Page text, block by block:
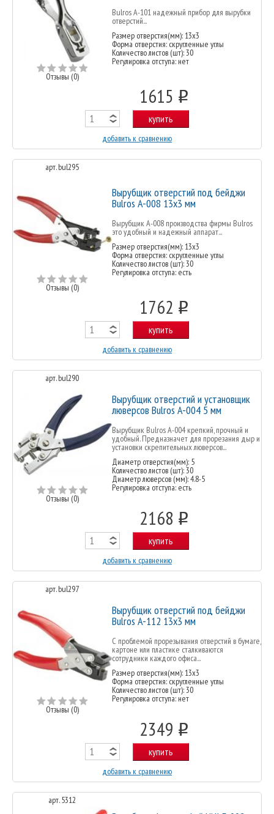
Отзывы (0)
Bulros A-101 надежный прибор для вырубки
отверстий...
Размер отверстия(мм): 13х3
Форма отверстия: скругленные углы
Количество листов (шт): 30
Регулировка отступа: нет
1615 o
купить
добавить к сравнению
арт. bul295
Отзывы (0)
Вырубщик отверстий под бейджи
Bulros A-008 13х3 мм
Вырубщик A-008 производства фирмы Bulros
это удобный и надежный аппарат...
Размер отверстия(мм): 13х3
Форма отверстия: скругленные углы
Количество листов (шт): 30
Регулировка отступа: есть
1762 o
купить
добавить к сравнению
арт. bul290
Отзывы (0)
Вырубщик отверстий и установщик
люверсов Bulros A-004 5 мм
Вырубщик Bulros A-004 крепкий, прочный и
удобный. Предназначет для прорезания дыр и
установки скрепительных люверсов...
Диаметр отверстия(мм): 5
Количество листов (шт): 30
Диаметр люверсов (мм): 4.8-5
Регулировка отступа: есть
2168 o
купить
добавить к сравнению
арт. bul297
Отзывы (0)
Вырубщик отверстий под бейджи
Bulros A-112 13х3 мм
С проблемой прорезывания отверстий в бумаге,
картоне или пластике сталкиваются
сотрудники каждого офиса...
Размер отверстия(мм): 13х3
Форма отверстия: скругленные углы
Количество листов (шт): 30
Регулировка отступа: нет
2349 o
купить
добавить к сравнению
арт. 5312